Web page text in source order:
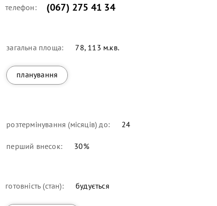
телефон: (067) 275 41 34
загальна площа: 78, 113 м.кв.
планування
розтермінування (місяців) до: 24
перший внесок: 30%
готовність (стан): будується